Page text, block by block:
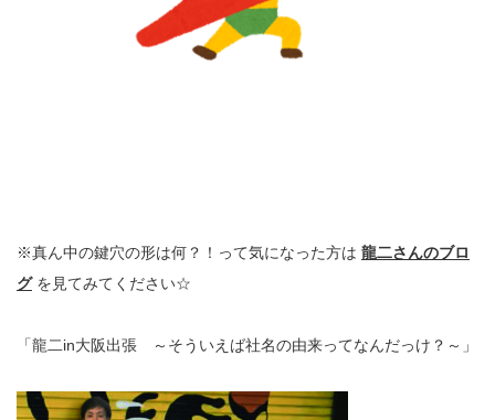
※真ん中の鍵穴の形は何？！って気になった方は 龍二さんのブロ
グ を見てみてください☆
「龍二in大阪出張 ～そういえば社名の由来ってなんだっけ？～」